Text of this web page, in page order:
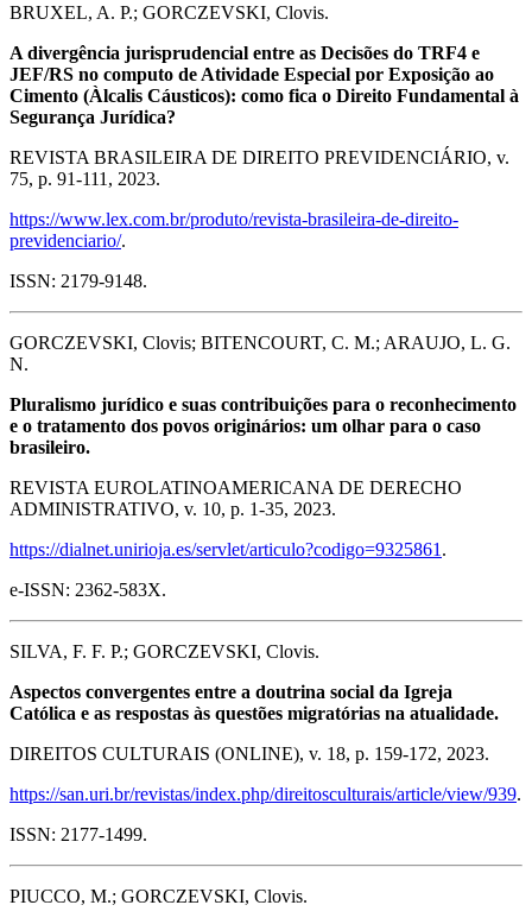
BRUXEL, A. P.; GORCZEVSKI, Clovis.
A divergência jurisprudencial entre as Decisões do TRF4 e
JEF/RS no computo de Atividade Especial por Exposição ao
Cimento (Àlcalis Cáusticos): como fica o Direito Fundamental à
Segurança Jurídica?
REVISTA BRASILEIRA DE DIREITO PREVIDENCIÁRIO, v.
75, p. 91-111, 2023.
https://www.lex.com.br/produto/revista-brasileira-de-direito-
previdenciario/.
ISSN: 2179-9148.
GORCZEVSKI, Clovis; BITENCOURT, C. M.; ARAUJO, L. G.
N.
Pluralismo jurídico e suas contribuições para o reconhecimento
e o tratamento dos povos originários: um olhar para o caso
brasileiro.
REVISTA EUROLATINOAMERICANA DE DERECHO
ADMINISTRATIVO, v. 10, p. 1-35, 2023.
https://dialnet.unirioja.es/servlet/articulo?codigo=9325861 .
e-ISSN: 2362-583X.
SILVA, F. F. P.; GORCZEVSKI, Clovis.
Aspectos convergentes entre a doutrina social da Igreja
Católica e as respostas às questões migratórias na atualidade.
DIREITOS CULTURAIS (ONLINE), v. 18, p. 159-172, 2023.
https://san.uri.br/revistas/index.php/direitosculturais/article/view/939.
ISSN: 2177-1499.
PIUCCO, M.; GORCZEVSKI, Clovis.